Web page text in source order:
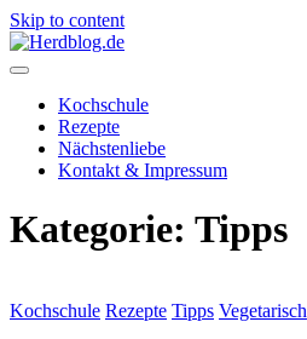
Skip to content
Herdblog.de
Kochschule
Rezepte
Nächstenliebe
Kontakt & Impressum
Kategorie: Tipps
Kochschule Rezepte Tipps Vegetarisch